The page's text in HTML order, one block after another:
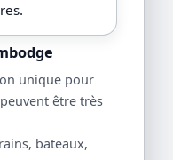
unique pour
être très
bateaux,